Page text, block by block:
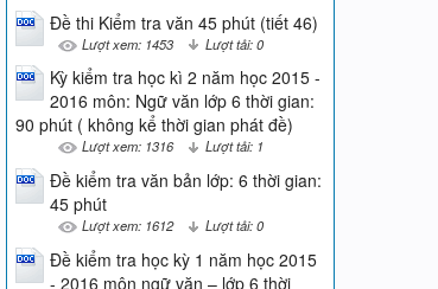
Đề thi Kiểm tra văn 45 phút (tiết 46)
Lượt xem: 1453 Lượt tải: 0
Kỳ kiểm tra học kì 2 năm học 2015 -
2016 môn: Ngữ văn lớp 6 thời gian:
90 phút ( không kể thời gian phát đề)
Lượt xem: 1316 Lượt tải: 1
Đề kiểm tra văn bản lớp: 6 thời gian:
45 phút
Lượt xem: 1612 Lượt tải: 0
Đề kiểm tra học kỳ 1 năm học 2015
- 2016 môn ngữ văn – lớp 6 thời